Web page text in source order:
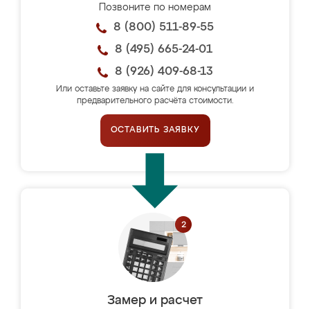
Позвоните по номерам
8 (800) 511-89-55
8 (495) 665-24-01
8 (926) 409-68-13
Или оставьте заявку на сайте для консультации и
предварительного расчёта стоимости.
ОСТАВИТЬ ЗАЯВКУ
Замер и расчет